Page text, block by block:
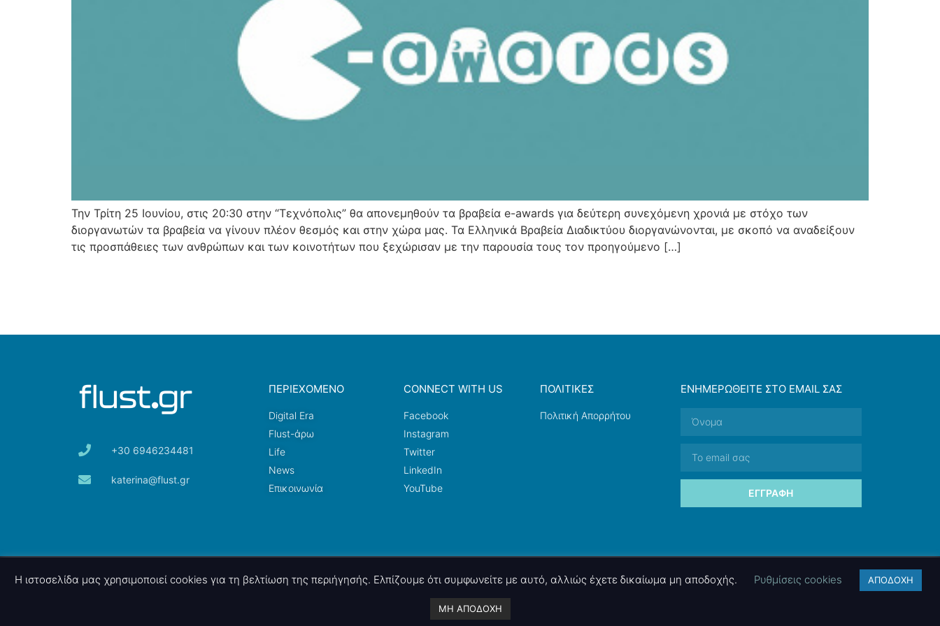
Την Τρίτη 25 Ιουνίου, στις 20:30 στην “Τεχνόπολις” θα απονεμηθούν τα βραβεία e-awards για δεύτερη συνεχόμενη χρονιά με στόχο των
διοργανωτών τα βραβεία να γίνουν πλέον θεσμός και στην χώρα μας. Τα Ελληνικά Βραβεία Διαδικτύου διοργανώνονται, με σκοπό να αναδείξουν
τις προσπάθειες των ανθρώπων και των κοινοτήτων που ξεχώρισαν με την παρουσία τους τον προηγούμενο […]
+30 6946234481
katerina@flust.gr
ΠΕΡΙΕΧΟΜΕΝΟ
Digital Era
Flust-άρω
Life
News
Επικοινωνία
CONNECT WITH US
Facebook
Instagram
Twitter
LinkedIn
YouTube
ΠΟΛΙΤΙΚΕΣ
Πολιτική Απορρήτου
ΕΝΗΜΕΡΩΘΕΊΤΕ ΣΤΟ EMAIL ΣΑΣ
ΕΓΓΡΑΦΉ
© 2026 nettings, ltd. All rights reserved.
nettings, ltd . Powered by
Η ιστοσελίδα μας χρησιμοποιεί cookies για τη βελτίωση της περιήγησής. Ελπίζουμε ότι συμφωνείτε με αυτό, αλλιώς έχετε δικαίωμα μη αποδοχής. Ρυθμίσεις cookies ΑΠΟΔΟΧΗ
ΜΗ ΑΠΟΔΟΧΗ